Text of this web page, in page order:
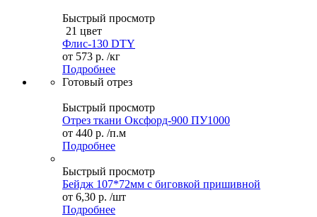
Быстрый просмотр
21 цвет
Флис-130 DTY
от 573 р. /кг
Подробнее
Готовый отрез
Быстрый просмотр
Отрез ткани Оксфорд-900 ПУ1000
от 440 р. /п.м
Подробнее
Быстрый просмотр
Бейдж 107*72мм с биговкой пришивной
от 6,30 р. /шт
Подробнее